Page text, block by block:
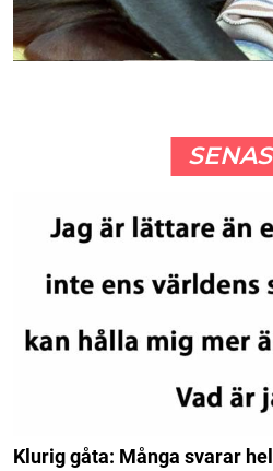
Klurig gåta: Många svarar